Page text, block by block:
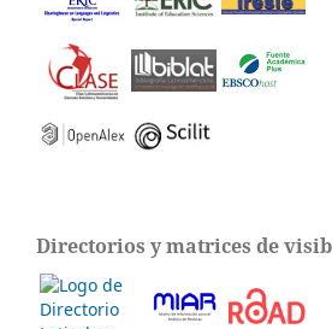
Directorios y matrices de